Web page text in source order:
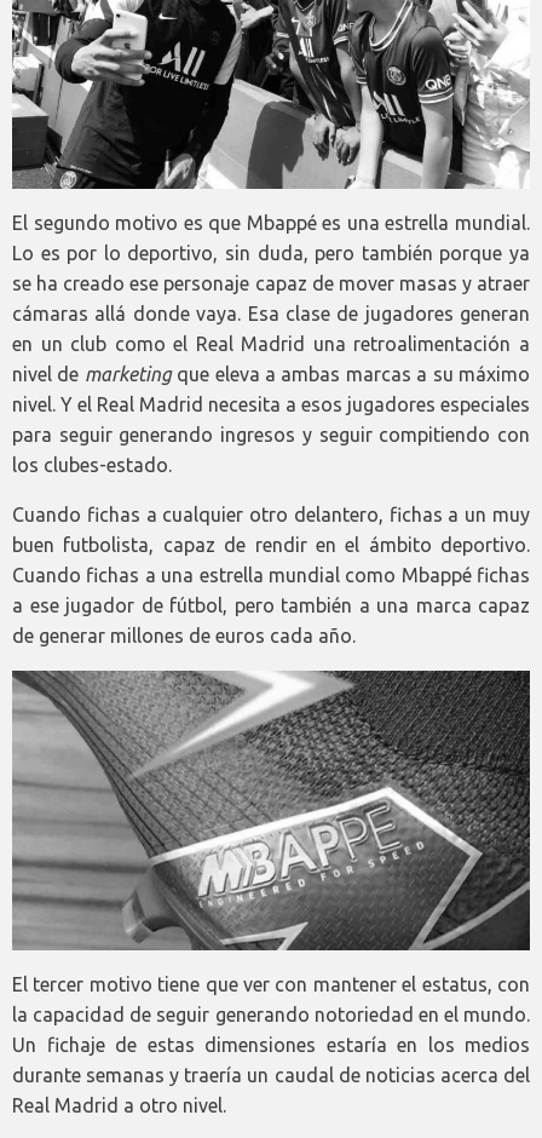
El segundo motivo es que Mbappé es una estrella mundial.
Lo es por lo deportivo, sin duda, pero también porque ya
se ha creado ese personaje capaz de mover masas y atraer
cámaras allá donde vaya. Esa clase de jugadores generan
en un club como el Real Madrid una retroalimentación a
nivel de marketingque eleva a ambas marcas a su máximo
nivel. Y el Real Madrid necesita a esos jugadores especiales
para seguir generando ingresos y seguir compitiendo con
los clubes-estado.
Cuando fichas a cualquier otro delantero, fichas a un muy
buen futbolista, capaz de rendir en el ámbito deportivo.
Cuando fichas a una estrella mundial como Mbappé fichas
a ese jugador de fútbol, pero también a una marca capaz
de generar millones de euros cada año.
El tercer motivo tiene que ver con mantener el estatus, con
la capacidad de seguir generando notoriedad en el mundo.
Un fichaje de estas dimensiones estaría en los medios
durante semanas y traería un caudal de noticias acerca del
Real Madrid a otro nivel.